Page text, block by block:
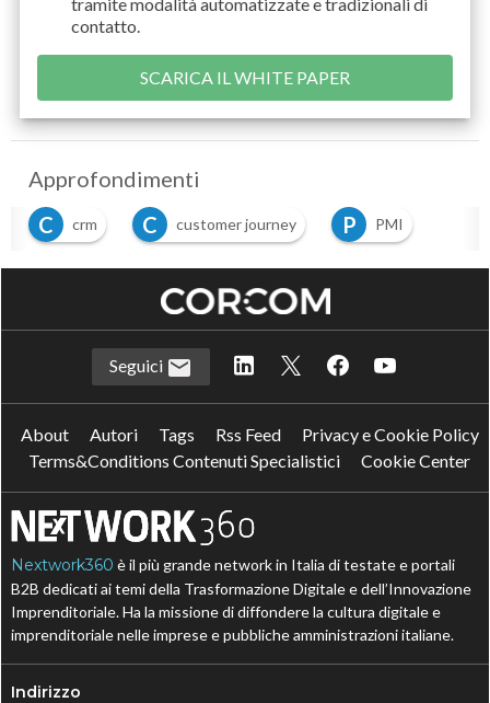
contatto.
Approfondimenti
C
crm C customer journey P PMI
Seguici
About Autori Tags Rss Feed
Privacy e Cookie Policy
Terms&Conditions Contenuti Specialistici
Cookie Center
Nextwork360 è il più grande network in Italia di testate e portali
B2B dedicati ai temi della Trasformazione Digitale e dell’Innovazione
Imprenditoriale. Ha la missione di diffondere la cultura digitale e
imprenditoriale nelle imprese e pubbliche amministrazioni italiane.
Indirizzo